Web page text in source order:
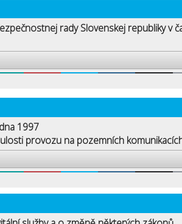
rady Slovenskej republiky v
1997
provozu na pozemních